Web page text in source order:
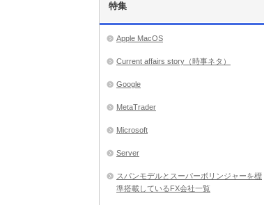
特集
Apple MacOS
Current affairs story（時事ネタ）
Google
MetaTrader
Microsoft
Server
スパンモデルとスーパーボリンジャーを標
準搭載しているFX会社一覧